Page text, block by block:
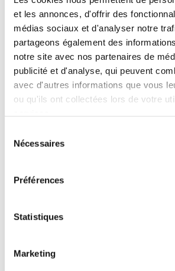
et les annonces, d'offrir des
médias sociaux et d'analyser notre
partageons également des
notre site avec nos partenaires de
publicité et d'analyse, qui peuvent
avec d'autres informations que vous
ou qu'ils ont collectées lors de votre
Nécessaires
Préférences
Statistiques
Marketing
Pa
rlo
ns